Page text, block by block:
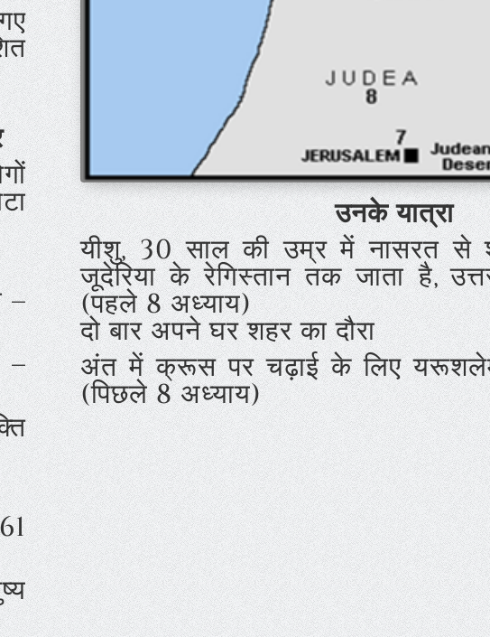
–
–
उनके यात्रा
यीशु, 30 साल की उम्र में नासरत से
जूदेरिया के रेगिस्तान तक जाता है,
(पहले 8 अध्याय)
दो बार अपने घर शहर का दौरा
अंत में क्रूस पर चढ़ाई के लिए
(पिछले 8 अध्याय)